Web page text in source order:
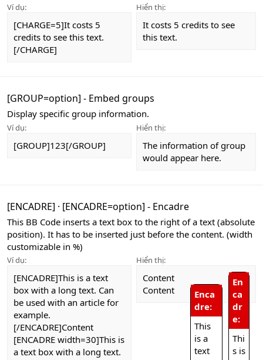
Ví dụ:
[CHARGE=5]It costs 5
credits to see this text.
[/CHARGE]
Hiển thị:
It costs 5 credits to see
this text.
[GROUP=option] - Embed groups
Display specific group information.
Ví dụ:
[GROUP]123[/GROUP]
Hiển thị:
The information of group
would appear here.
[ENCADRE] · [ENCADRE=option] - Encadre
This BB Code inserts a text box to the right of a text (absolute
position). It has to be inserted just before the content. (width
customizable in %)
Ví dụ:
[ENCADRE]This is a text
box with a long text. Can
be used with an article for
example.
[/ENCADRE]Content
[ENCADRE width=30]This is
a text box with a long text.
Hiển thị:
En
ca
dr
e:
Thi
s is
Content
Enca
dre:
This
is a
text
Content